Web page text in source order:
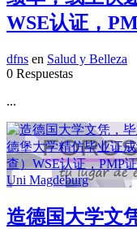
WSE认证，
dfns en Salud y Belleza
0 Respuestas
...
造德国大学文